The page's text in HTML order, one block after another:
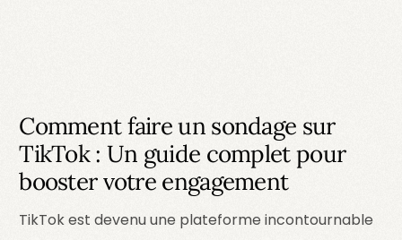
Comment faire un sondage sur
TikTok : Un guide complet pour
booster votre engagement
TikTok est devenu une plateforme incontournable